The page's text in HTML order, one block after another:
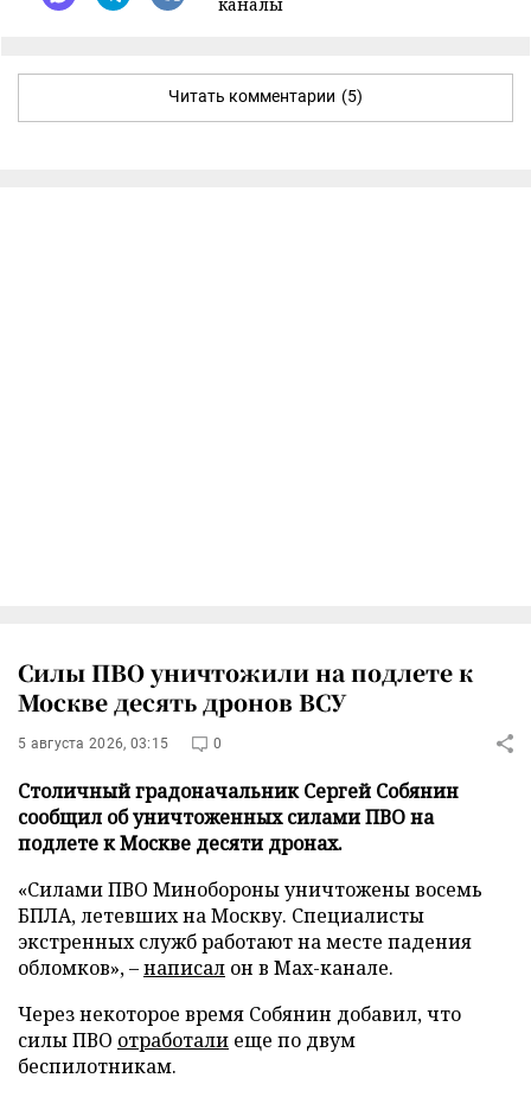
Читать комментарии (5)
Силы ПВО уничтожили на подлете к
Москве десять дронов ВСУ
5 августа 2026, 03:15 0
Столичный градоначальник Сергей Собянин
сообщил об уничтоженных силами ПВО на
подлете к Москве десяти дронах.
«Силами ПВО Минобороны уничтожены восемь
БПЛА, летевших на Москву. Специалисты
экстренных служб работают на месте падения
обломков», –написал он в Max-канале.
Через некоторое время Собянин добавил, что
силы ПВО отработали еще по двум
беспилотникам.